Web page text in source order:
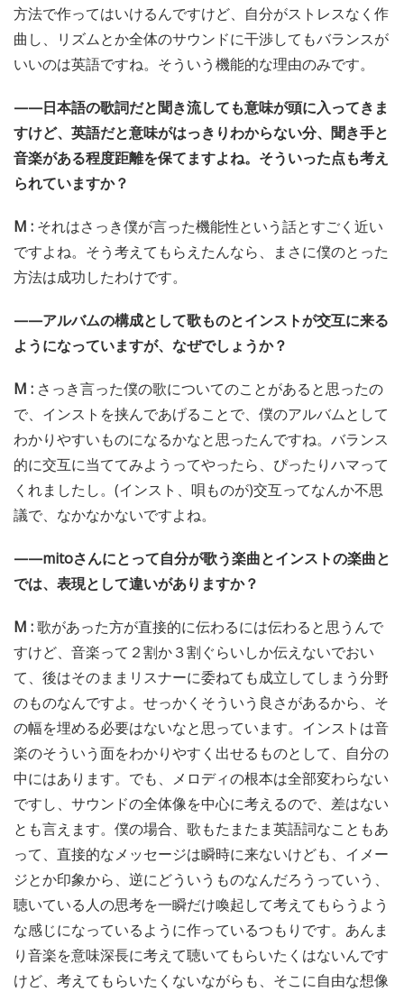
方法で作ってはいけるんですけど、自分がストレスなく作
曲し、リズムとか全体のサウンドに干渉してもバランスが
いいのは英語ですね。そういう機能的な理由のみです。
——日本語の歌詞だと聞き流しても意味が頭に入ってきま
すけど、英語だと意味がはっきりわからない分、聞き手と
音楽がある程度距離を保てますよね。そういった点も考え
られていますか？
M : それはさっき僕が言った機能性という話とすごく近い
ですよね。そう考えてもらえたんなら、まさに僕のとった
方法は成功したわけです。
——アルバムの構成として歌ものとインストが交互に来る
ようになっていますが、なぜでしょうか？
M : さっき言った僕の歌についてのことがあると思ったの
で、インストを挟んであげることで、僕のアルバムとして
わかりやすいものになるかなと思ったんですね。バランス
的に交互に当ててみようってやったら、ぴったりハマって
くれましたし。(インスト、唄ものが)交互ってなんか不思
議で、なかなかないですよね。
——mitoさんにとって自分が歌う楽曲とインストの楽曲と
では、表現として違いがありますか？
M :歌があった方が直接的に伝わるには伝わると思うんで
すけど、音楽って２割か３割ぐらいしか伝えないでおい
て、後はそのままリスナーに委ねても成立してしまう分野
のものなんですよ。せっかくそういう良さがあるから、そ
の幅を埋める必要はないなと思っています。インストは音
楽のそういう面をわかりやすく出せるものとして、自分の
中にはあります。でも、メロディの根本は全部変わらない
ですし、サウンドの全体像を中心に考えるので、差はない
とも言えます。僕の場合、歌もたまたま英語詞なこともあ
って、直接的なメッセージは瞬時に来ないけども、イメー
ジとか印象から、逆にどういうものなんだろうっていう、
聴いている人の思考を一瞬だけ喚起して考えてもらうよう
な感じになっているように作っているつもりです。あんま
り音楽を意味深長に考えて聴いてもらいたくはないんです
けど、考えてもらいたくないながらも、そこに自由な想像